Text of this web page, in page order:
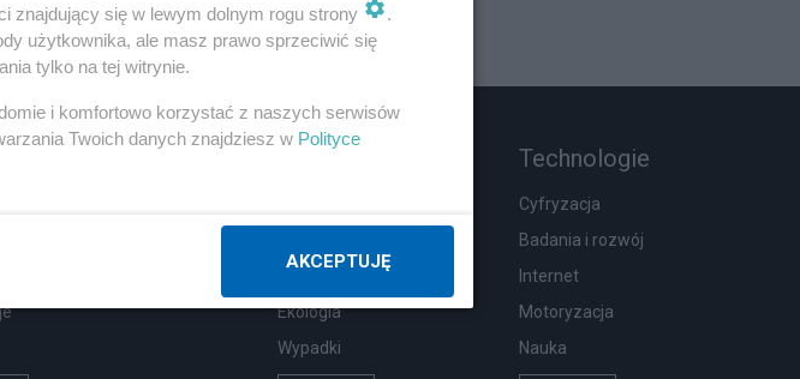
Rozmaitości
Ekologia
Wypadki
Technologie
Cyfryzacja
Badania i rozwój
Internet
Motoryzacja
Nauka
znajdujący się w lewym dolnym rogu strony
.
użytkownika, ale masz prawo sprzeciwić się
tylko na tej witrynie.
i komfortowo korzystać z naszych serwisów
Twoich danych znajdziesz w Polityce
AKCEPTUJĘ